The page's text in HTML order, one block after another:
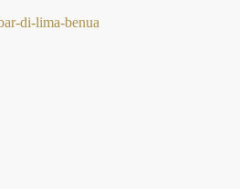
di-lima-benua